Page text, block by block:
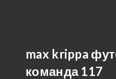
max krippa
команда 117